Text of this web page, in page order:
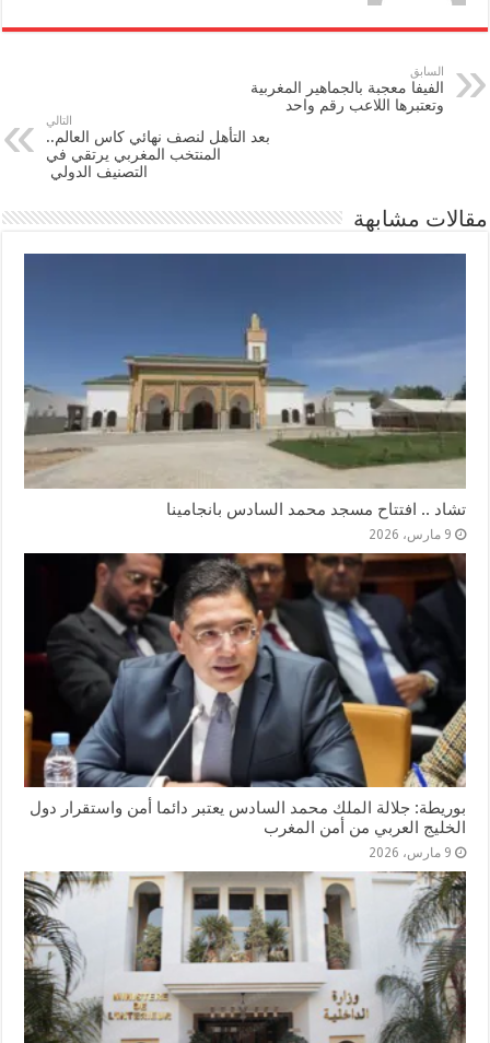
السابق
الفيفا معجبة بالجماهير المغربية
وتعتبرها اللاعب رقم واحد
التالي
بعد التأهل لنصف نهائي كاس العالم..
المنتخب المغربي يرتقي في
التصنيف الدولي
مقالات مشابهة
تشاد .. افتتاح مسجد محمد السادس بانجامينا
9 مارس، 2026
بوريطة: جلالة الملك محمد السادس يعتبر دائما أمن واستقرار دول
الخليج العربي من أمن المغرب
9 مارس، 2026